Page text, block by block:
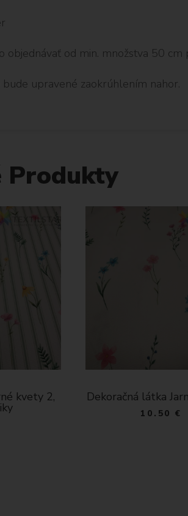
objednávať od min. množstva 50
bude upravené zaokrúhlením nahor.
Produkty
kvety 2, Dekoračná látka
10.50 €